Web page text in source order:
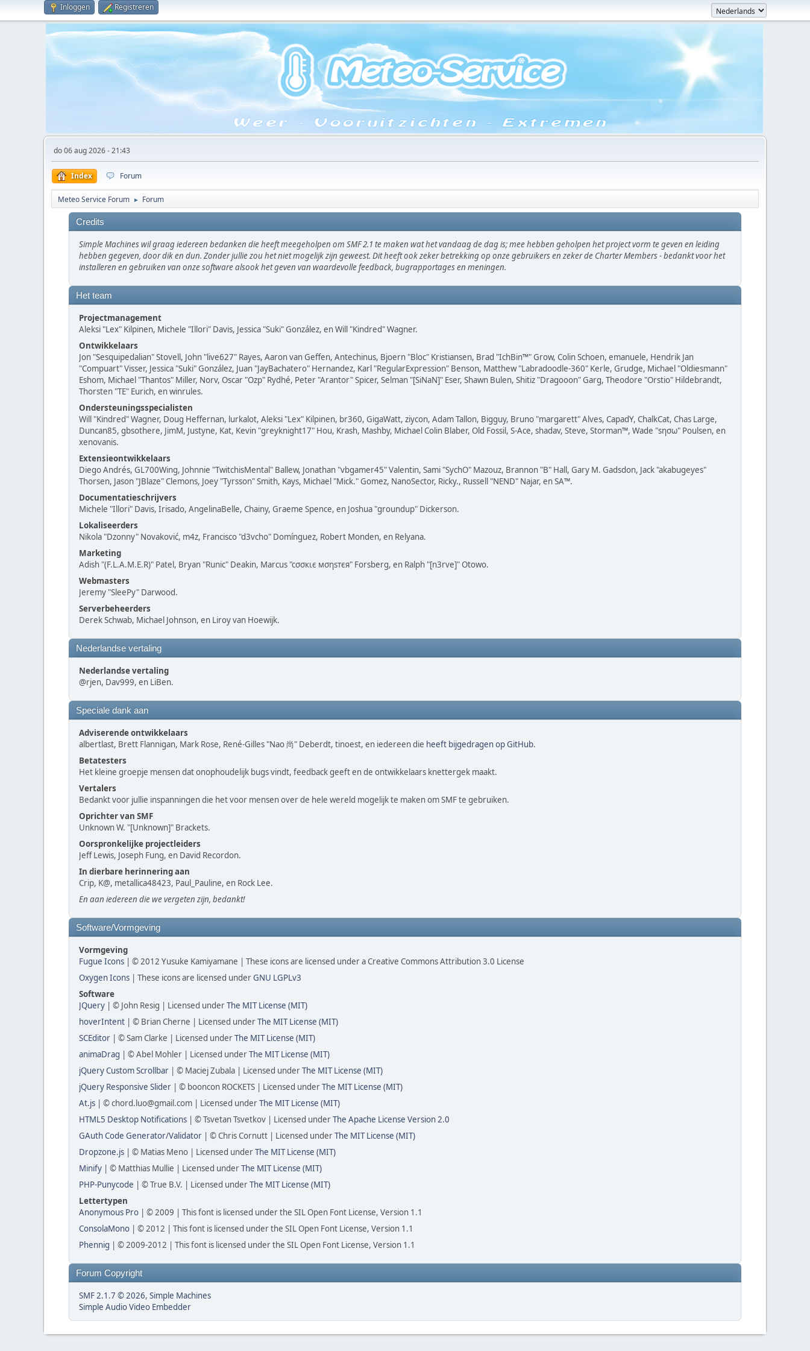
Inloggen Registreren
do 06 aug 2026 - 21:43
Index Forum
Meteo Service Forum ► Forum
Credits
Simple Machines wil graag iedereen bedanken die heeft meegeholpen om SMF 2.1 te maken wat het vandaag de dag is; mee hebben geholpen het project vorm te geven en leiding
hebben gegeven, door dik en dun. Zonder jullie zou het niet mogelijk zijn geweest. Dit heeft ook zeker betrekking op onze gebruikers en zeker de Charter Members - bedankt voor het
installeren en gebruiken van onze software alsook het geven van waardevolle feedback, bugrapportages en meningen.
Het team
Projectmanagement
Aleksi "Lex" Kilpinen, Michele "Illori" Davis, Jessica "Suki" González, en Will "Kindred" Wagner.
Ontwikkelaars
Jon "Sesquipedalian" Stovell, John "live627" Rayes, Aaron van Geffen, Antechinus, Bjoern "Bloc" Kristiansen, Brad "IchBin™" Grow, Colin Schoen, emanuele, Hendrik Jan
"Compuart" Visser, Jessica "Suki" González, Juan "JayBachatero" Hernandez, Karl "RegularExpression" Benson, Matthew "Labradoodle-360" Kerle, Grudge, Michael "Oldiesmann"
Eshom, Michael "Thantos" Miller, Norv, Oscar "Ozp" Rydhé, Peter "Arantor" Spicer, Selman "[SiNaN]" Eser, Shawn Bulen, Shitiz "Dragooon" Garg, Theodore "Orstio" Hildebrandt,
Thorsten "TE" Eurich, en winrules.
Ondersteuningsspecialisten
Will "Kindred" Wagner, Doug Heffernan, lurkalot, Aleksi "Lex" Kilpinen, br360, GigaWatt, ziycon, Adam Tallon, Bigguy, Bruno "margarett" Alves, CapadY, ChalkCat, Chas Large,
Duncan85, gbsothere, JimM, Justyne, Kat, Kevin "greyknight17" Hou, Krash, Mashby, Michael Colin Blaber, Old Fossil, S-Ace, shadav, Steve, Storman™, Wade "sησω" Poulsen, en
xenovanis.
Extensieontwikkelaars
Diego Andrés, GL700Wing, Johnnie "TwitchisMental" Ballew, Jonathan "vbgamer45" Valentin, Sami "SychO" Mazouz, Brannon "B" Hall, Gary M. Gadsdon, Jack "akabugeyes"
Thorsen, Jason "JBlaze" Clemons, Joey "Tyrsson" Smith, Kays, Michael "Mick." Gomez, NanoSector, Ricky., Russell "NEND" Najar, en SA™.
Documentatieschrijvers
Michele "Illori" Davis, Irisado, AngelinaBelle, Chainy, Graeme Spence, en Joshua "groundup" Dickerson.
Lokaliseerders
Nikola "Dzonny" Novaković, m4z, Francisco "d3vcho" Domínguez, Robert Monden, en Relyana.
Marketing
Adish "(F.L.A.M.E.R)" Patel, Bryan "Runic" Deakin, Marcus "cσσкιє мσηѕтєя" Forsberg, en Ralph "[n3rve]" Otowo.
Webmasters
Jeremy "SleePy" Darwood.
Serverbeheerders
Derek Schwab, Michael Johnson, en Liroy van Hoewijk.
Nederlandse vertaling
Nederlandse vertaling
@rjen, Dav999, en LiBen.
Speciale dank aan
Adviserende ontwikkelaars
albertlast, Brett Flannigan, Mark Rose, René-Gilles "Nao 尚" Deberdt, tinoest, en iedereen die heeft bijgedragen op GitHub.
Betatesters
Het kleine groepje mensen dat onophoudelijk bugs vindt, feedback geeft en de ontwikkelaars knettergek maakt.
Vertalers
Bedankt voor jullie inspanningen die het voor mensen over de hele wereld mogelijk te maken om SMF te gebruiken.
Oprichter van SMF
Unknown W. "[Unknown]" Brackets.
Oorspronkelijke projectleiders
Jeff Lewis, Joseph Fung, en David Recordon.
In dierbare herinnering aan
Crip, K@, metallica48423, Paul_Pauline, en Rock Lee.
En aan iedereen die we vergeten zijn, bedankt!
Software/Vormgeving
Vormgeving
Fugue Icons | © 2012 Yusuke Kamiyamane | These icons are licensed under a Creative Commons Attribution 3.0 License
Oxygen Icons | These icons are licensed underGNU LGPLv3
Software
JQuery | © John Resig | Licensed underThe MIT License (MIT)
hoverIntent | © Brian Cherne | Licensed underThe MIT License (MIT)
SCEditor | © Sam Clarke | Licensed underThe MIT License (MIT)
animaDrag | © Abel Mohler | Licensed underThe MIT License (MIT)
jQuery Custom Scrollbar | © Maciej Zubala | Licensed underThe MIT License (MIT)
jQuery Responsive Slider | © booncon ROCKETS | Licensed underThe MIT License (MIT)
At.js | © chord.luo@gmail.com | Licensed underThe MIT License (MIT)
HTML5 Desktop Notifications | © Tsvetan Tsvetkov | Licensed underThe Apache License Version 2.0
GAuth Code Generator/Validator | © Chris Cornutt | Licensed underThe MIT License (MIT)
Dropzone.js | © Matias Meno | Licensed underThe MIT License (MIT)
Minify | © Matthias Mullie | Licensed underThe MIT License (MIT)
PHP-Punycode | © True B.V. | Licensed underThe MIT License (MIT)
Lettertypen
Anonymous Pro | © 2009 | This font is licensed under the SIL Open Font License, Version 1.1
ConsolaMono | © 2012 | This font is licensed under the SIL Open Font License, Version 1.1
Phennig | © 2009-2012 | This font is licensed under the SIL Open Font License, Version 1.1
Forum Copyright
SMF 2.1.7 © 2026, Simple Machines
Simple Audio Video Embedder